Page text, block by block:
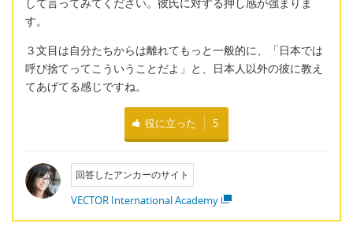
す。
３文目は自分たちからは離れてもっと一般的に、「日本では
呼び捨てってこういうことだよ」と、日本人以外の彼に教え
てあげてる感じですね。
役に立った 5
回答したアンカーのサイト
VECTOR International Academy